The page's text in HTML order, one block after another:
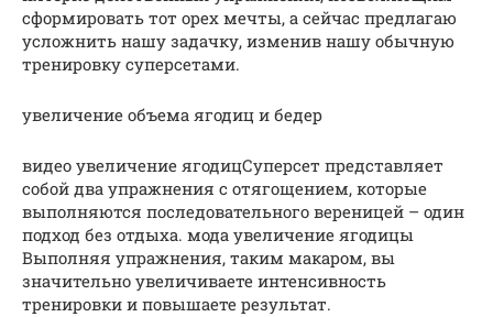
сформировать тот орех мечты, а сейчас предлагаю
усложнить нашу задачку, изменив нашу обычную
тренировку суперсетами.
увеличение объема ягодиц и бедер
видео увеличение ягодицСуперсет представляет
собой два упражнения с отягощением, которые
выполняются последовательного вереницей – один
подход без отдыха. мода увеличение ягодицы
Выполняя упражнения, таким макаром, вы
значительно увеличиваете интенсивность
тренировки и повышаете результат.